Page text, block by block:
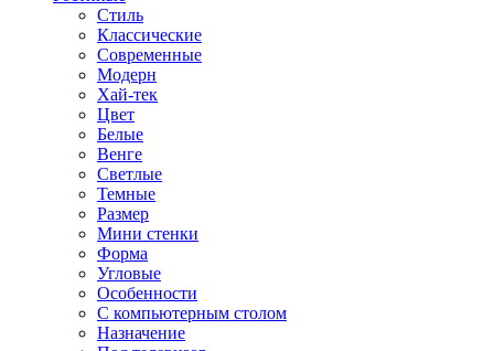
Стиль
Классические
Современные
Модерн
Хай-тек
Цвет
Белые
Венге
Светлые
Темные
Размер
Мини стенки
Форма
Угловые
Особенности
С компьютерным столом
Назначение